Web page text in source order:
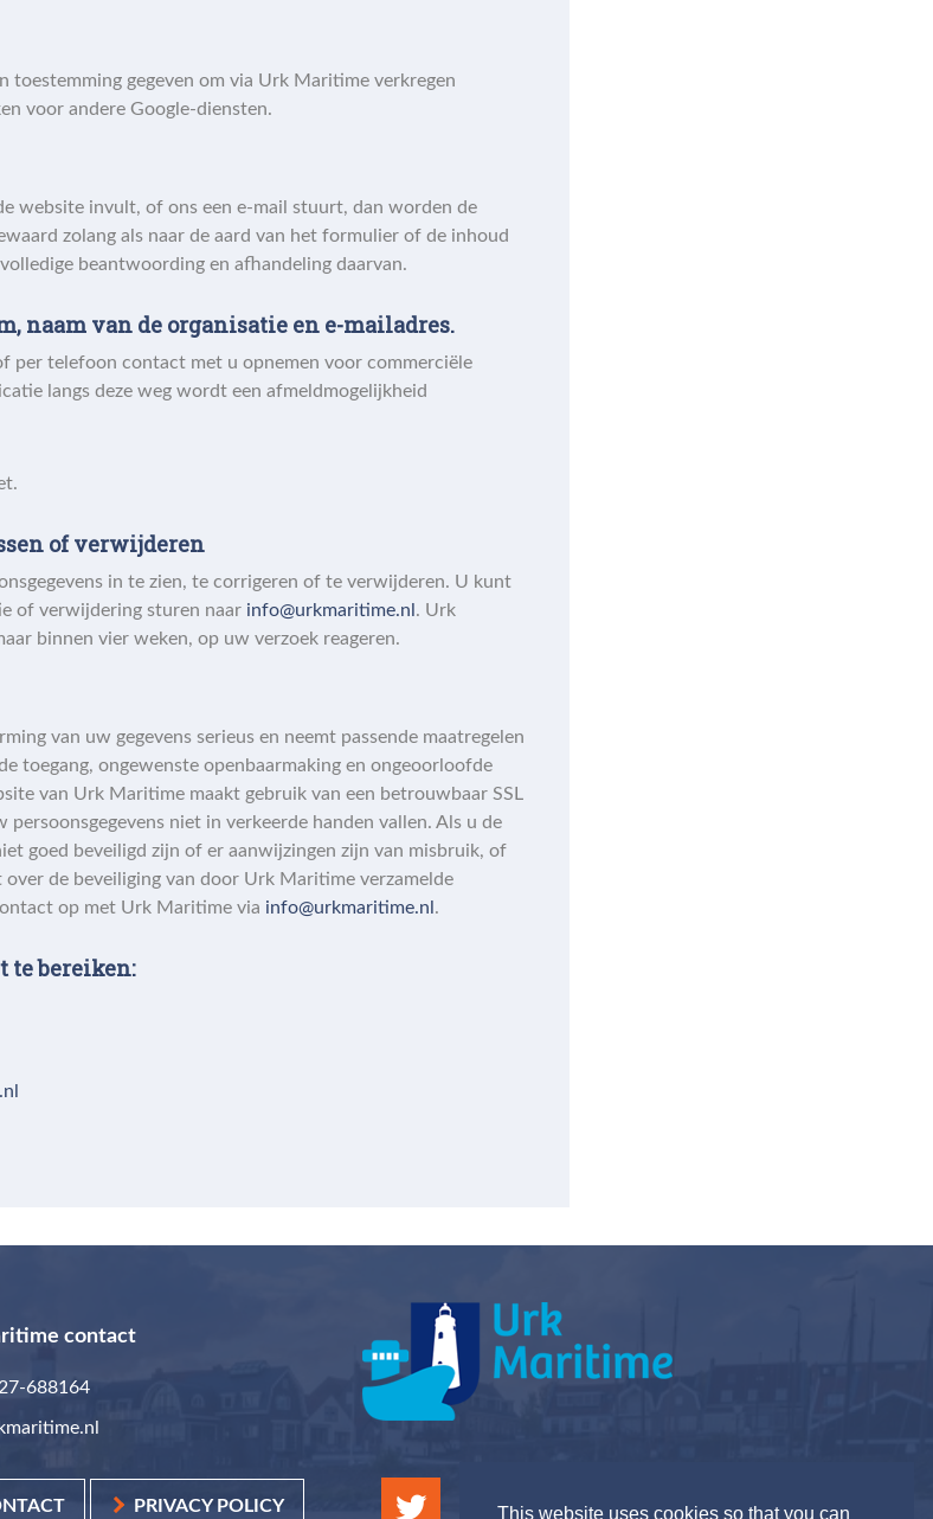
This website uses cookies so that you can
toestemming gegeven om via Urk Maritime verkregen
voor andere Google-diensten.
website invult, of ons een e-mail stuurt, dan worden de
zolang als naar de aard van het formulier of de inhoud
beantwoording en afhandeling daarvan.
naam van de organisatie en e-mailadres.
per telefoon contact met u opnemen voor commerciële
langs deze weg wordt een afmeldmogelijkheid
of verwijderen
in te zien, te corrigeren of te verwijderen. U kunt
of verwijdering sturen naar info@urkmaritime.nl . Urk
binnen vier weken, op uw verzoek reageren.
van uw gegevens serieus en neemt passende maatregelen
toegang, ongewenste openbaarmaking en ongeoorloofde
van Urk Maritime maakt gebruik van een betrouwbaar SSL
niet in verkeerde handen vallen. Als u de
goed beveiligd zijn of er aanwijzingen zijn van misbruik, of
de beveiliging van door Urk Maritime verzamelde
op met Urk Maritime via info@urkmaritime.nl .
te bereiken:
contact
688164
PRIVACY POLICY